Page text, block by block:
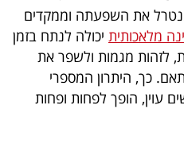
את השפעתה וממקדים
מלאכותית יכולה לנתח בזמן
לזהות מגמות ולשפר את
כך, היתרון המספרי
עוין, הופך לפחות ופחות